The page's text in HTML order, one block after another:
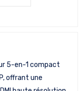
5-en-1 compact
offrant une